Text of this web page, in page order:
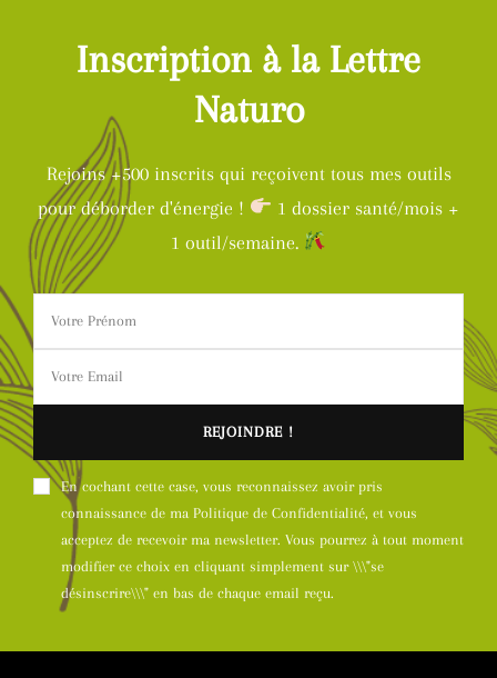
Inscription à la Lettre
Naturo
Rejoins +500 inscrits qui reçoivent tous mes outils
pour déborder d'énergie !
1 dossier santé/mois +
1 outil/semaine.
En cochant cette case, vous reconnaissez avoir pris
connaissance de ma Politique de Confidentialité, et vous
acceptez de recevoir ma newsletter. Vous pourrez à tout moment
modifier ce choix en cliquant simplement sur \\\"se
désinscrire\\\" en bas de chaque email reçu.